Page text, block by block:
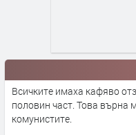
Всичките имаха кафяво
половин част. Това върна
комунистите.